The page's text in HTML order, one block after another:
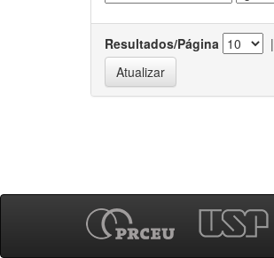
Resultados/Página |